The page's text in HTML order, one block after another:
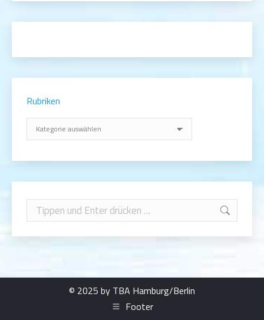
Rubriken
Rubriken
Search:
© 2025 by TBA Hamburg/Berlin
Footer